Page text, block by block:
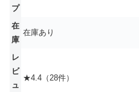
プ
在
庫
在庫あり
レ
ビ
ュ
★4.4（28件）